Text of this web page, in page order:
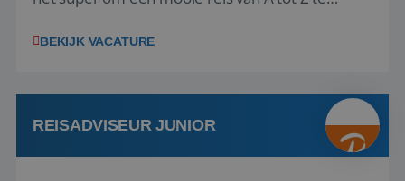
vakantiegangers de meest prachtige plekjes op
werken: of het nu gaat om vragen ...
BEKIJK VACATURE
REISADVISEUR JUNIOR